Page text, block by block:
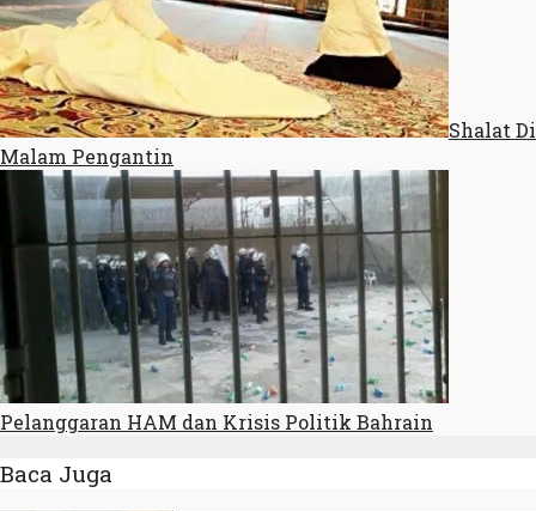
Shalat Di
Malam Pengantin
Pelanggaran HAM dan Krisis Politik Bahrain
Baca Juga